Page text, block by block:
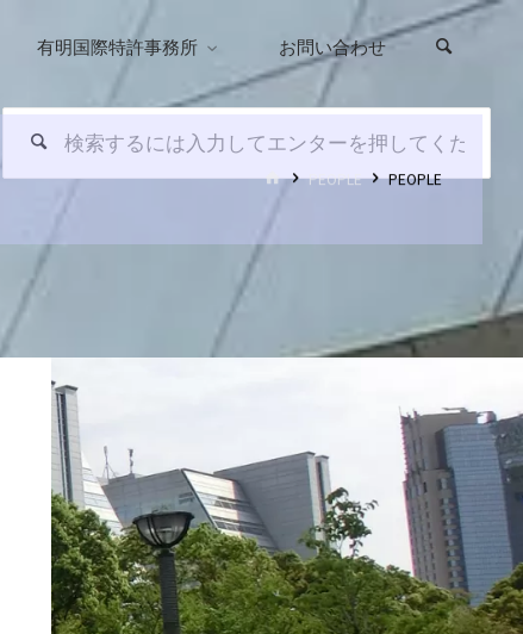
有明国際特許事務所 お問い合わせ
検
ホ PEOPLE PEOPLE